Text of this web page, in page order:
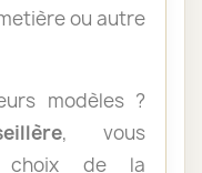
ou autre
modèles ?
, vous
choix de la